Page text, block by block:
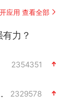
应用 查看全部
力？
2354351
浙江面积 2329578